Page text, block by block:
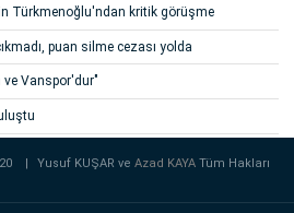
Türkmenoğlu'ndan kritik görüşme
puan silme cezası yolda
ve Vanspor'dur"
| Yusuf KUŞAR veAzad KAYATüm Hakları